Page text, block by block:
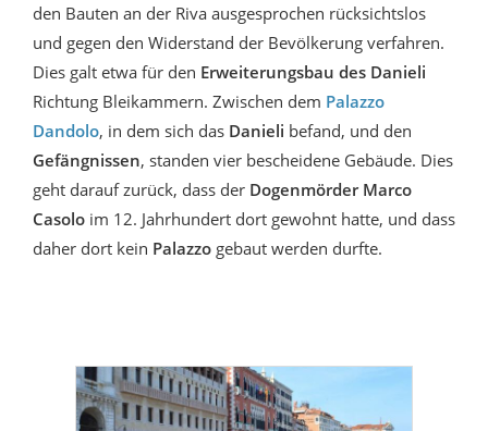
den Bauten an der Riva ausgesprochen rücksichtslos
und gegen den Widerstand der Bevölkerung verfahren.
Dies galt etwa für den Erweiterungsbau des Danieli
Richtung Bleikammern. Zwischen dem Palazzo
Dandolo, in dem sich das Danieli befand, und den
Gefängnissen, standen vier bescheidene Gebäude. Dies
geht darauf zurück, dass der Dogenmörder Marco
Casolo im 12. Jahrhundert dort gewohnt hatte, und dass
daher dort kein Palazzo gebaut werden durfte.